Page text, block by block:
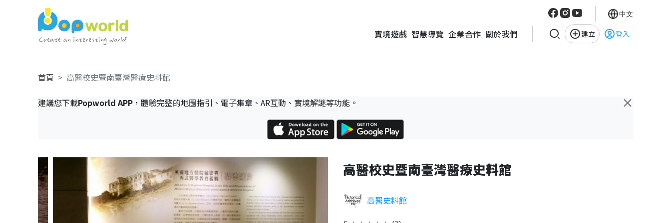
實境遊戲 智慧導覽 企業合作 關於我們 建立 登入
中文
首頁 高醫校史暨南臺灣醫療史料館
×
建議您下載Popworld APP，體驗完整的地圖指引、電子集章、AR互動、實境解謎等功能。
高醫校史暨南臺灣醫療史料館
高醫史料館